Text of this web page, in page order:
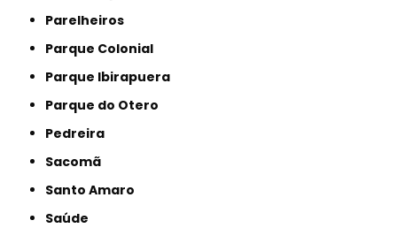
Parelheiros
Parque Colonial
Parque Ibirapuera
Parque do Otero
Pedreira
Sacomã
Santo Amaro
Saúde